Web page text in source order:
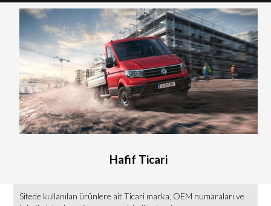
Hafif Ticari
Sitede kullanılan ürünlere ait Ticari marka, OEM numaraları ve